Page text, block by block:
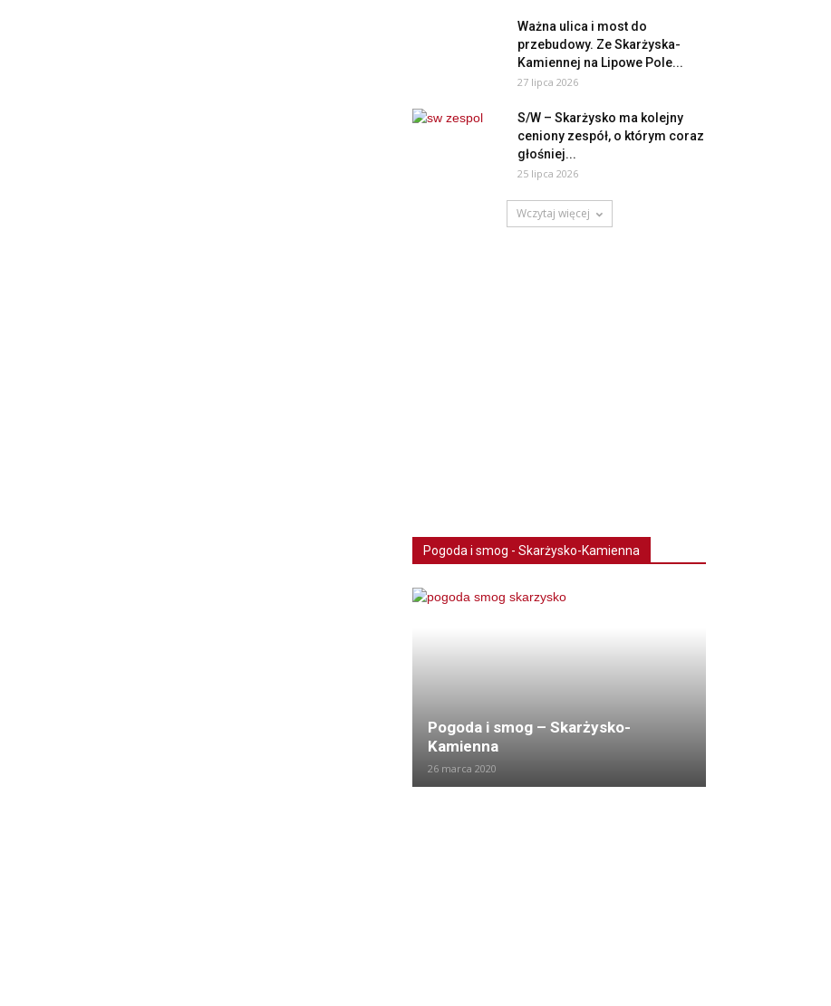
Ważna ulica i most do
przebudowy. Ze Skarżyska-
Kamiennej na Lipowe Pole...
27 lipca 2026
S/W – Skarżysko ma kolejny
ceniony zespół, o którym coraz
głośniej...
25 lipca 2026
Wczytaj więcej
Pogoda i smog - Skarżysko-Kamienna
Pogoda i smog – Skarżysko-
Kamienna
26 marca 2020